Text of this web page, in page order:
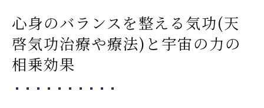
心身のバランスを整える気功(天
啓気功治療や療法)と宇宙の力の
相乗効果